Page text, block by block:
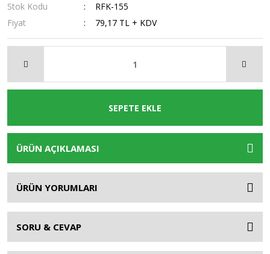
Stok Kodu
RFK-155
Fiyat
79,17 TL + KDV
SEPETE EKLE
ÜRÜN AÇIKLAMASI
ÜRÜN YORUMLARI
SORU & CEVAP